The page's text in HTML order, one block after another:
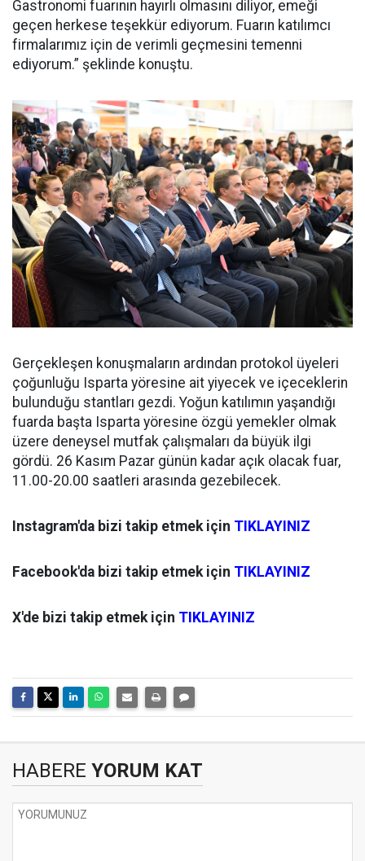
Gastronomi fuarının hayırlı olmasını diliyor, emeği
geçen herkese teşekkür ediyorum. Fuarın katılımcı
firmalarımız için de verimli geçmesini temenni
ediyorum.” şeklinde konuştu.
Gerçekleşen konuşmaların ardından protokol üyeleri
çoğunluğu Isparta yöresine ait yiyecek ve içeceklerin
bulunduğu stantları gezdi. Yoğun katılımın yaşandığı
fuarda başta Isparta yöresine özgü yemekler olmak
üzere deneysel mutfak çalışmaları da büyük ilgi
gördü. 26 Kasım Pazar günün kadar açık olacak fuar,
11.00-20.00 saatleri arasında gezebilecek.
Instagram'da bizi takip etmek için TIKLAYINIZ
Facebook'da bizi takip etmek için TIKLAYINIZ
X'de bizi takip etmek için TIKLAYINIZ
HABERE YORUM KAT